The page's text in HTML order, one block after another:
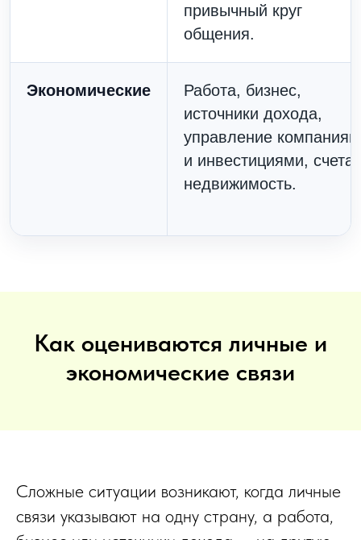
привычный круг
общения.
Экономические
Работа, бизнес,
источники дохода,
управление
и инвестициями, счета,
недвижимость.
Как оцениваются личные и
экономические связи
Сложные ситуации возникают, когда личные
связи указывают на одну страну, а работа,